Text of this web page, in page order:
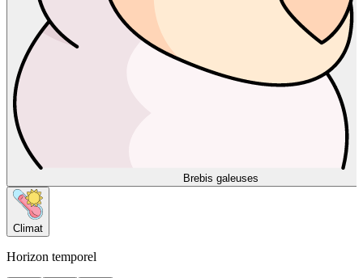
Brebis galeuses
Climat
Horizon temporel